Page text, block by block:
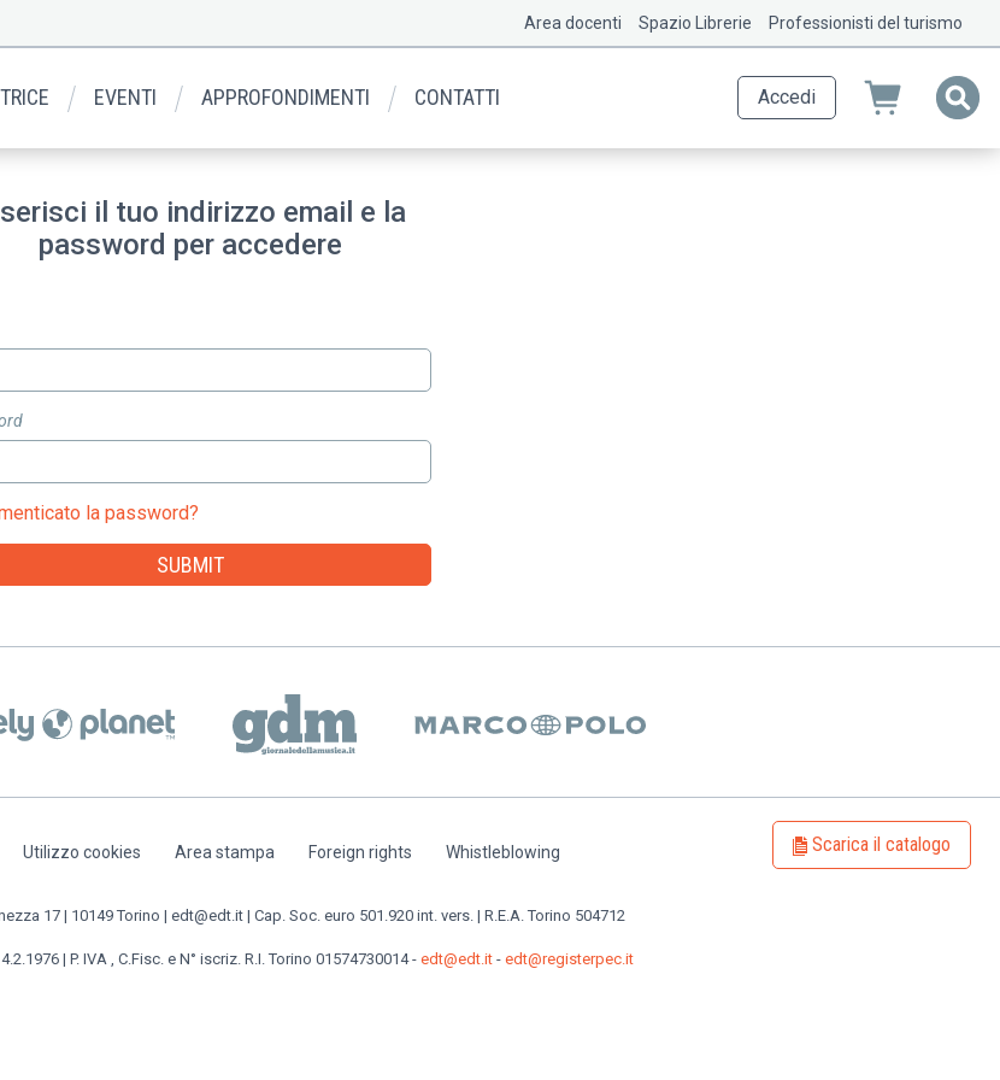
Area docenti Spazio Librerie Professionisti del turismo
EVENTI APPROFONDIMENTI CONTATTI Accedi
il tuo indirizzo email e la
password per accedere
la password?
Utilizzo cookies Area stampa Foreign rights Whistleblowing Scarica il catalogo
17 | 10149 Torino | edt@edt.it | Cap. Soc. euro 501.920 int. vers. | R.E.A. Torino 504712
| P. IVA , C.Fisc. e N° iscriz. R.I. Torino 01574730014 - edt@edt.it- edt@registerpec.it